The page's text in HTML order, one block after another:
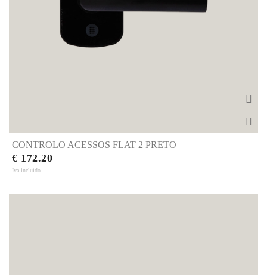
CONTROLO ACESSOS FLAT 2 PRETO
€ 172.20
Iva incluído